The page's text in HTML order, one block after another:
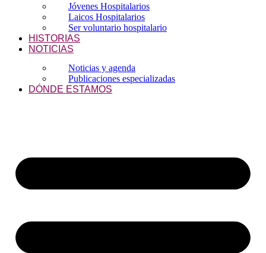
Jóvenes Hospitalarios
Laicos Hospitalarios
Ser voluntario hospitalario
HISTORIAS
NOTICIAS
Noticias y agenda
Publicaciones especializadas
DÓNDE ESTAMOS